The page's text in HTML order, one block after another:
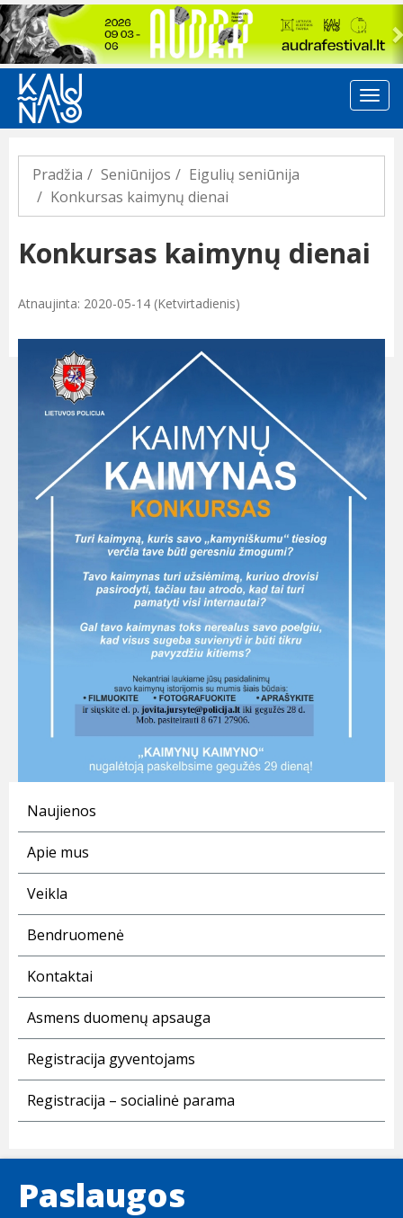
Previous
Pradžia Seniūnijos
Eigulių seniūnija
Konkursas kaimynų dienai
Konkursas kaimynų dienai
Atnaujinta: 2020-05-14 (Ketvirtadienis)
Naujienos
Apie mus
Veikla
Bendruomenė
Kontaktai
Asmens duomenų apsauga
Registracija gyventojams
Registracija – socialinė parama
Paslaugos